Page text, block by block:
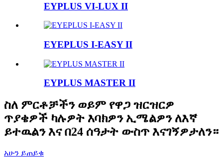
EYPLUS VI-LUX II
EYEPLUS I-EASY II
EYPLUS MASTER II
ስለ ምርቶቻችን ወይም የዋጋ ዝርዝርዎ
ጥያቄዎች ካሉዎት እባክዎን ኢሜልዎን ለእኛ
ይተዉልን እና በ24 ሰዓታት ውስጥ እናገኝዎታለን።
አሁን ይጠይቁ